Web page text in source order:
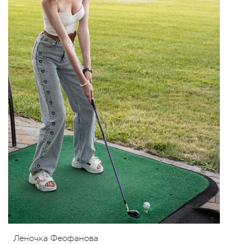
Леночка Феофанова